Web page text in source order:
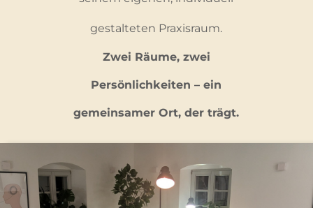
gestalteten Praxisraum.
Zwei Räume, zwei
Persönlichkeiten – ein
gemeinsamer Ort, der trägt.